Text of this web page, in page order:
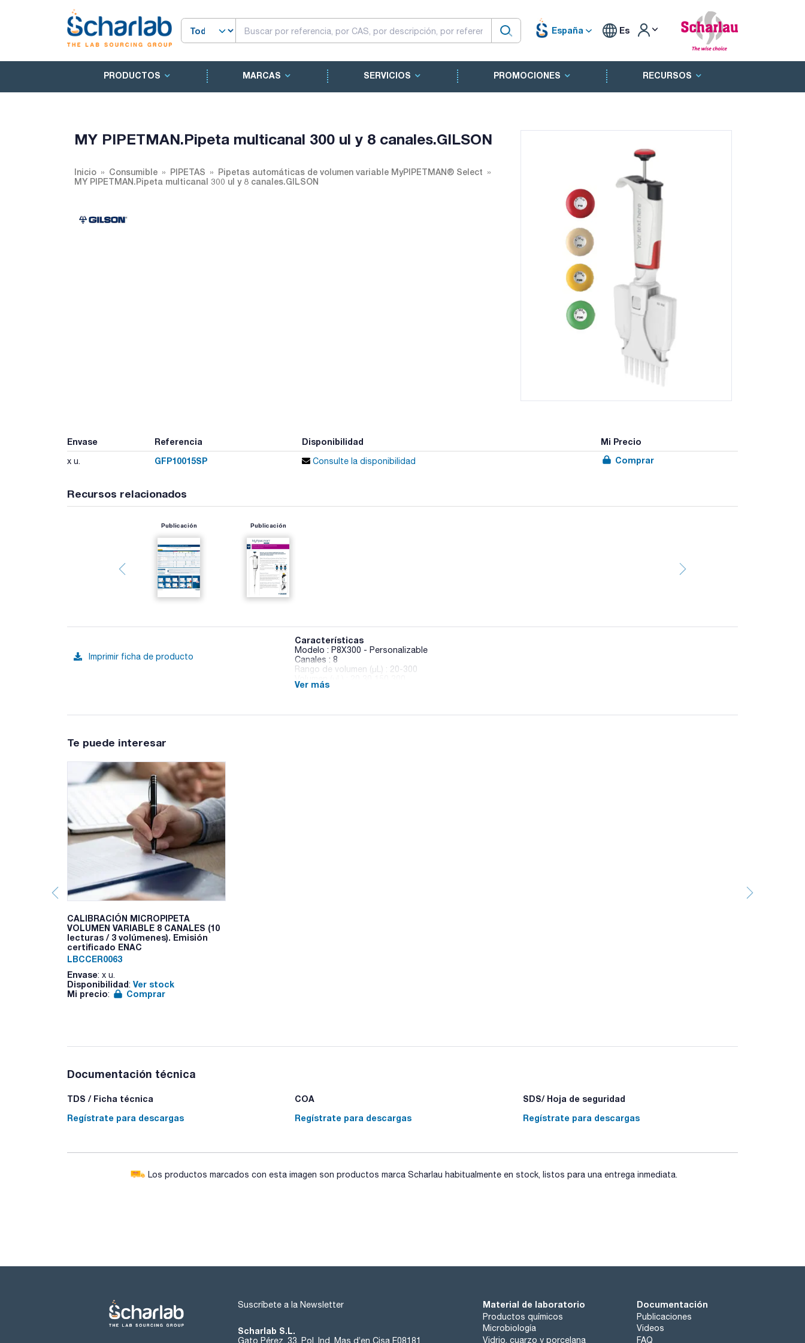
España Es
PRODUCTOS MARCAS SERVICIOS PROMOCIONES RECURSOS
MY PIPETMAN.Pipeta multicanal 300 ul y 8 canales.GILSON
Inicio Consumible PIPETAS
Pipetas automáticas de volumen variable MyPIPETMAN® Select
MY PIPETMAN.Pipeta multicanal 300 ul y 8 canales.GILSON
Envase Referencia Disponibilidad Mi Precio
x u. GFP10015SP Consulte la disponibilidad Comprar
Recursos relacionados
Publicación Publicación
Imprimir ficha de producto
Características
Modelo : P8X300 - Personalizable
Canales : 8
Rango de volumen (µL) : 20-300
Volumen (µL) : 20 30 150 300
Error sistemático (%) : ± 5,0 ± 3,3 ± 1,0 ± 1,0
Ver más
Te puede interesar
CALIBRACIÓN MICROPIPETA
VOLUMEN VARIABLE 8 CANALES (10
lecturas / 3 volúmenes). Emisión
certificado ENAC
LBCCER0063
Envase: x u.
Disponibilidad: Ver stock
Mi precio: Comprar
Documentación técnica
TDS / Ficha técnica
Regístrate para descargas
COA
Regístrate para descargas
SDS/ Hoja de seguridad
Regístrate para descargas
Los productos marcados con esta imagen son productos marca Scharlau habitualmente en stock, listos para una entrega inmediata.
Suscríbete a la Newsletter
Scharlab S.L.
Gato Pérez, 33. Pol. Ind. Mas d’en Cisa E08181
Material de laboratorio
Productos químicos
Microbiología
Vidrio, cuarzo y porcelana
Documentación
Publicaciones
Videos
FAQ